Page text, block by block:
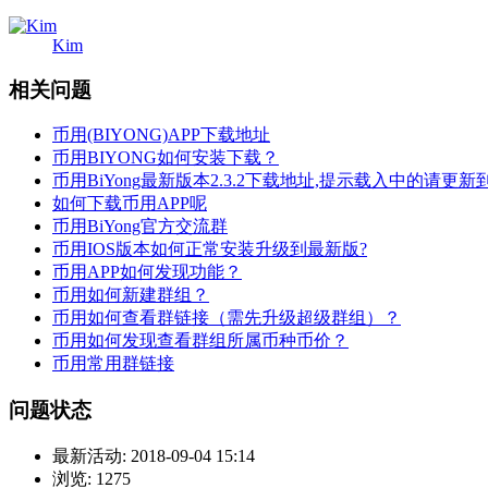
Kim
相关问题
币用(BIYONG)APP下载地址
币用BIYONG如何安装下载？
币用BiYong最新版本2.3.2下载地址,提示载入中的请更新
如何下载币用APP呢
币用BiYong官方交流群
币用IOS版本如何正常安装升级到最新版?
币用APP如何发现功能？
币用如何新建群组？
币用如何查看群链接（需先升级超级群组）？
币用如何发现查看群组所属币种币价？
币用常用群链接
问题状态
最新活动: 2018-09-04 15:14
浏览: 1275